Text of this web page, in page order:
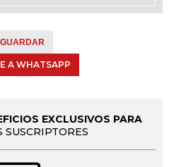
GUARDAR
A WHATSAPP
EXCLUSIVOS PARA
SUSCRIPTORES